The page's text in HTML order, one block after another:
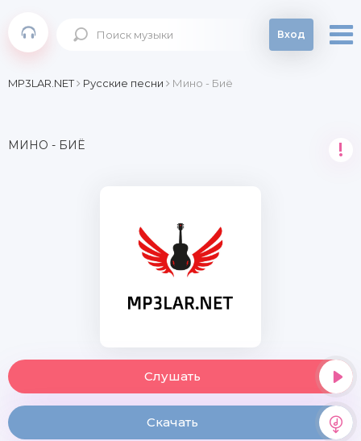
Вход
MP3LAR.NET Русские песни Мино - Биё
МИНО - БИЁ !
Слушать
Скачать